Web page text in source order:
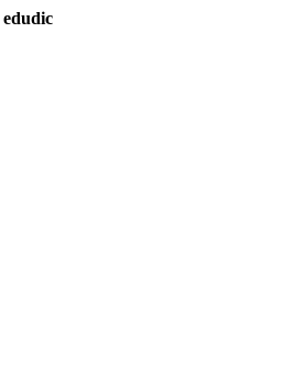
edudic